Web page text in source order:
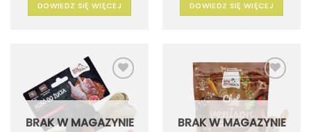
DOWIEDZ SIĘ WIĘCEJ DOWIEDZ SIĘ WIĘCEJ
Dodaj
do
życzeń
BRAK W MAGAZYNIE
Dodaj
do
listy
życzeń
BRAK W MAGAZYNIE